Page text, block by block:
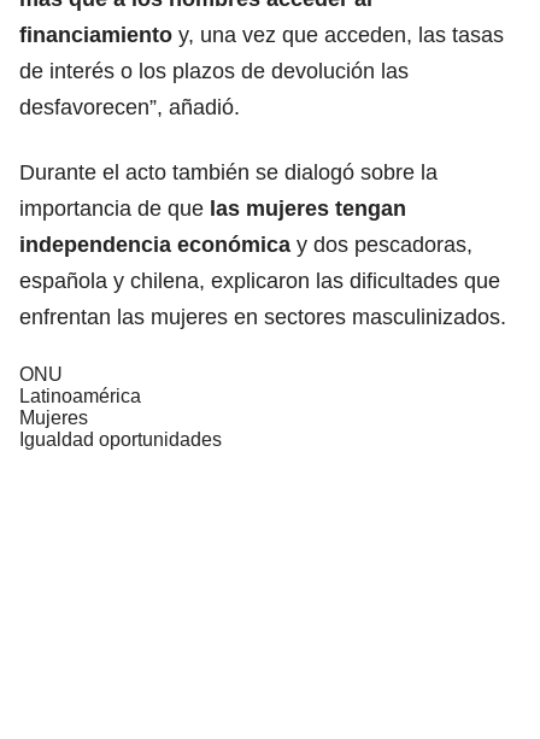
financiamiento y, una vez que acceden, las tasas
de interés o los plazos de devolución las
desfavorecen”, añadió.
Durante el acto también se dialogó sobre la
importancia de que las mujeres tengan
independencia económica y dos pescadoras,
española y chilena, explicaron las dificultades que
enfrentan las mujeres en sectores masculinizados.
ONU
Latinoamérica
Mujeres
Igualdad oportunidades